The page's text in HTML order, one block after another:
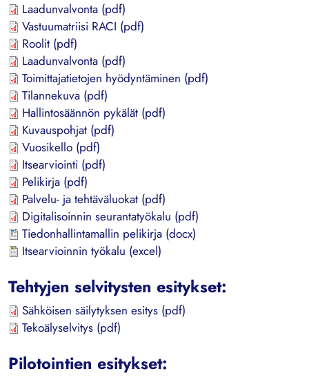
Laadunvalvonta (pdf)
Vastuumatriisi RACI (pdf)
Roolit (pdf)
Laadunvalvonta (pdf)
Toimittajatietojen hyödyntäminen (pdf)
Tilannekuva (pdf)
Hallintosäännön pykälät (pdf)
Kuvauspohjat (pdf)
Vuosikello (pdf)
Itsearviointi (pdf)
Pelikirja (pdf)
Palvelu- ja tehtäväluokat (pdf)
Digitalisoinnin seurantatyökalu (pdf)
Tiedonhallintamallin pelikirja (docx)
Itsearvioinnin työkalu (excel)
Tehtyjen selvitysten esitykset:
Sähköisen säilytyksen esitys (pdf)
Tekoälyselvitys (pdf)
Pilotointien esitykset: